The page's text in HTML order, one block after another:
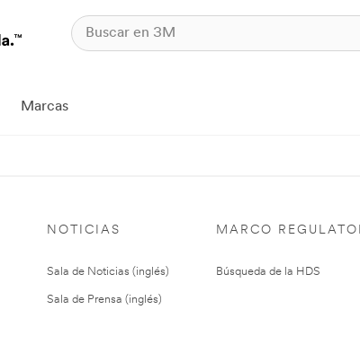
Marcas
NOTICIAS
Sala de Noticias (inglés)
Sala de Prensa (inglés)
MARCO
Búsqueda de la HDS